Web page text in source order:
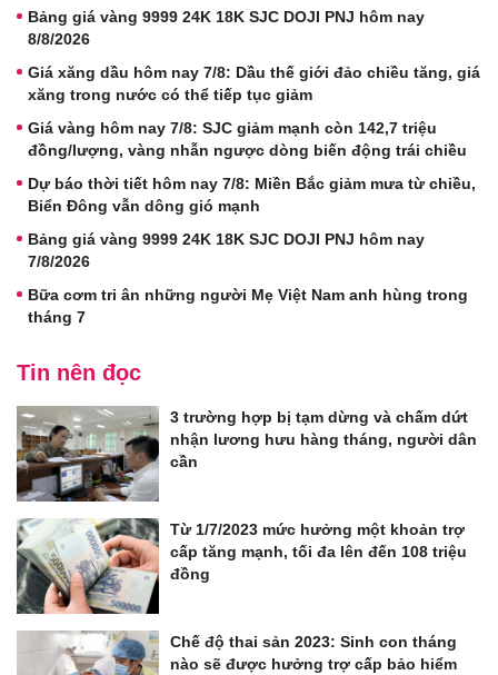
Bảng giá vàng 9999 24K 18K SJC DOJI PNJ hôm nay
8/8/2026
Giá xăng dầu hôm nay 7/8: Dầu thế giới đảo chiều tăng, giá
xăng trong nước có thể tiếp tục giảm
Giá vàng hôm nay 7/8: SJC giảm mạnh còn 142,7 triệu
đồng/lượng, vàng nhẫn ngược dòng biến động trái chiều
Dự báo thời tiết hôm nay 7/8: Miền Bắc giảm mưa từ chiều,
Biển Đông vẫn dông gió mạnh
Bảng giá vàng 9999 24K 18K SJC DOJI PNJ hôm nay
7/8/2026
Bữa cơm tri ân những người Mẹ Việt Nam anh hùng trong
tháng 7
Tin nên đọc
3 trường hợp bị tạm dừng và chấm dứt
nhận lương hưu hàng tháng, người dân
cần
Từ 1/7/2023 mức hưởng một khoản trợ
cấp tăng mạnh, tối đa lên đến 108 triệu
đồng
Chế độ thai sản 2023: Sinh con tháng
nào sẽ được hưởng trợ cấp bảo hiểm